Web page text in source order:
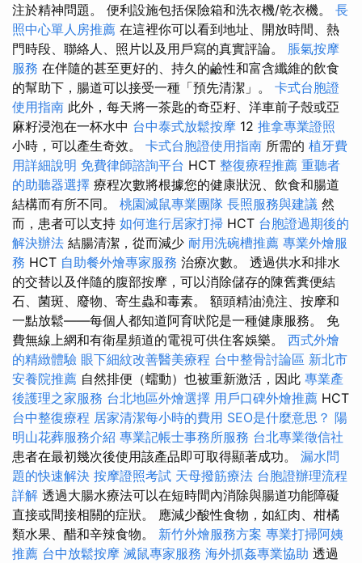
注於精神問題。 便利設施包括保險箱和洗衣機/乾衣機。 長
照中心單人房推薦 在這裡你可以看到地址、開放時間、熱
門時段、聯絡人、照片以及用戶寫的真實評論。 脹氣按摩
服務 在伴隨的甚至更好的、持久的鹼性和富含纖維的飲食
的幫助下，腸道可以接受一種「預先清潔」。 卡式台胞證
使用指南 此外，每天將一茶匙的奇亞籽、洋車前子殼或亞
麻籽浸泡在一杯水中 台中泰式放鬆按摩 12 推拿專業證照
小時，可以產生奇效。 卡式台胞證使用指南 所需的 植牙費
用詳細說明 免費律師諮詢平台 HCT 整復療程推薦 重聽者
的助聽器選擇 療程次數將根據您的健康狀況、飲食和腸道
結構而有所不同。 桃園滅鼠專業團隊 長照服務與建議 然
而，患者可以支持 如何進行居家打掃 HCT 台胞證過期後的
解決辦法 結腸清潔，從而減少 耐用洗碗槽推薦 專業外燴服
務 HCT 自助餐外燴專家服務 治療次數。 透過供水和排水
的交替以及伴隨的腹部按摩，可以消除儲存的陳舊糞便結
石、菌斑、廢物、寄生蟲和毒素。 額頭精油澆注、按摩和
一點放鬆——每個人都知道阿育吠陀是一種健康服務。 免
費無線上網和有衛星頻道的電視可供住客娛樂。 西式外燴
的精緻體驗 眼下細紋改善醫美療程 台中整骨討論區 新北市
安養院推薦 自然排便（蠕動）也被重新激活，因此 專業產
後護理之家服務 台北地區外燴選擇 用戶口碑外燴推薦 HCT
台中整復療程 居家清潔每小時的費用 SEO是什麼意思？ 陽
明山花葬服務介紹 專業記帳士事務所服務 台北專業徵信社
患者在最初幾次後使用該產品即可取得顯著成功。 漏水問
題的快速解決 按摩證照考試 天母撥筋療法 台胞證辦理流程
詳解 透過大腸水療法可以在短時間內消除與腸道功能障礙
直接或間接相關的症狀。 應減少酸性食物，如紅肉、柑橘
類水果、醋和辛辣食物。 新竹外燴服務方案 專業打掃阿姨
推薦 台中放鬆按摩 滅鼠專家服務 海外抓姦專業協助 透過